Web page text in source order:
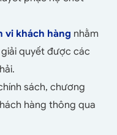
vi khách hàng nhằm
quyết được các
sách, chương
hàng thông qua